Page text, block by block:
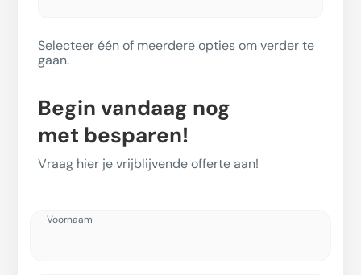
Selecteer één of meerdere opties om verder te
gaan.
Begin vandaag nog
met besparen!
Vraag hier je vrijblijvende offerte aan!
Voornaam